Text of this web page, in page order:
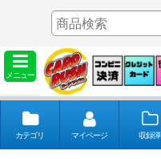
メニュー
カテゴリ マイページ 収録弾